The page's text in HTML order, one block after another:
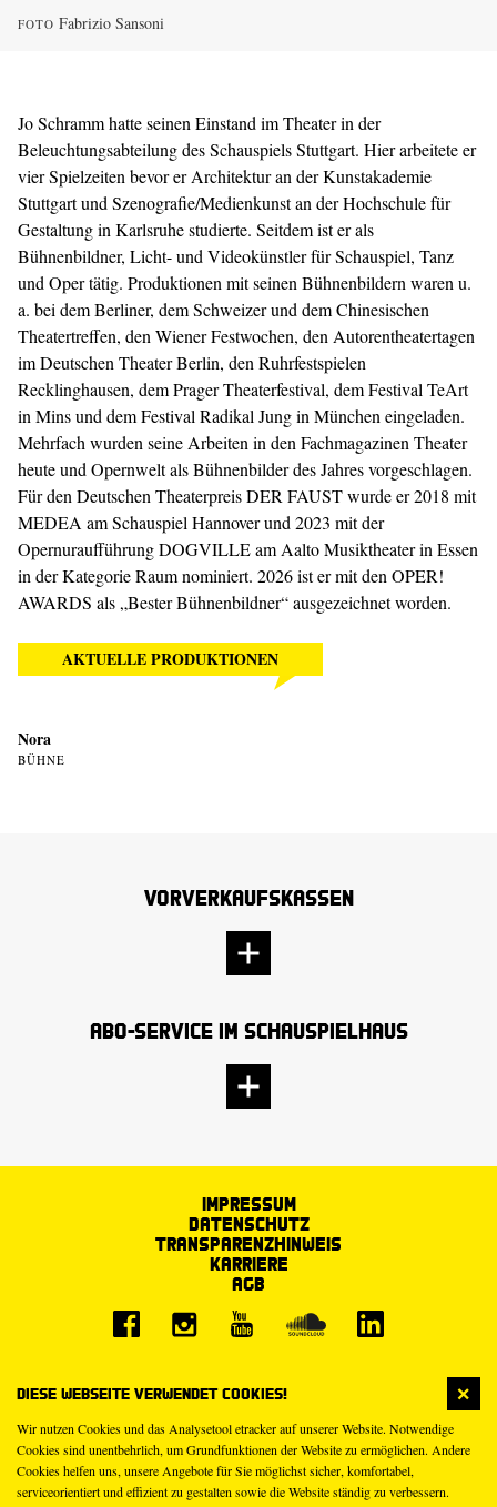
Diese Webseite verwendet Cookies!
Wir nutzen Cookies und das Analysetool etracker auf unserer Website. Notwendige
Cookies sind unentbehrlich, um Grundfunktionen der Website zu ermöglichen. Andere
Cookies helfen uns, unsere Angebote für Sie möglichst sicher, komfortabel,
serviceorientiert und effizient zu gestalten sowie die Website ständig zu verbessern.
FOTO Fabrizio Sansoni
Jo Schramm hatte seinen Einstand im Theater in der
Beleuchtungsabteilung des Schauspiels Stuttgart. Hier arbeitete er
vier Spielzeiten bevor er Architektur an der Kunstakademie
Stuttgart und Szenografie/Medienkunst an der Hochschule für
Gestaltung in Karlsruhe studierte. Seitdem ist er als
Bühnenbildner, Licht- und Videokünstler für Schauspiel, Tanz
und Oper tätig. Produktionen mit seinen Bühnenbildern waren u.
a. bei dem Berliner, dem Schweizer und dem Chinesischen
Theatertreffen, den Wiener Festwochen, den Autorentheatertagen
im Deutschen Theater Berlin, den Ruhrfestspielen
Recklinghausen, dem Prager Theaterfestival, dem Festival TeArt
in Mins und dem Festival Radikal Jung in München eingeladen.
Mehrfach wurden seine Arbeiten in den Fachmagazinen Theater
heute und Opernwelt als Bühnenbilder des Jahres vorgeschlagen.
Für den Deutschen Theaterpreis DER FAUST wurde er 2018 mit
MEDEA am Schauspiel Hannover und 2023 mit der
Opernuraufführung DOGVILLE am Aalto Musiktheater in Essen
in der Kategorie Raum nominiert. 2026 ist er mit den OPER!
AWARDS als „Bester Bühnenbildner“ ausgezeichnet worden.
AKTUELLE PRODUKTIONEN
Nora
BÜHNE
Vorverkaufskassen
Abo-Service im Schauspielhaus
Impressum
Datenschutz
Transparenzhinweis
Karriere
AGB